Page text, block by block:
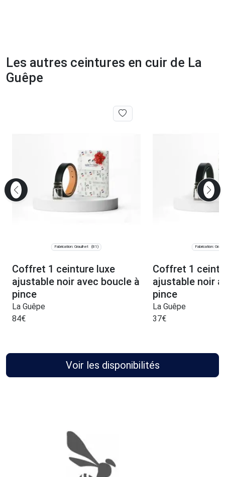
Les autres ceintures en cuir de La
Guêpe
Fabrication: Graulhet (81)
Coffret 1 ceinture luxe
ajustable noir avec boucle à
pince
La Guêpe
84€
Fabrication:
Coffret 1
ajustable noir
pince
La Guêpe
37€
Voir les disponibilités